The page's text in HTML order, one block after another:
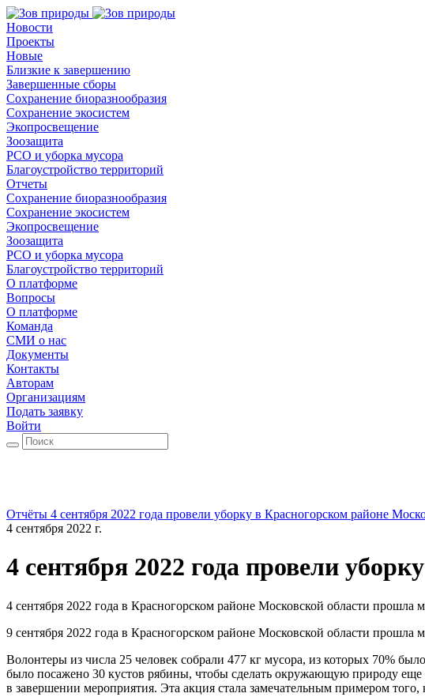
Новости
Проекты
Новые
Близкие к завершению
Завершенные сборы
Сохранение биоразнообразия
Сохранение экосистем
Экопросвещение
Зоозащита
РСО и уборка мусора
Благоустройство территорий
Отчеты
Сохранение биоразнообразия
Сохранение экосистем
Экопросвещение
Зоозащита
РСО и уборка мусора
Благоустройство территорий
О платформе
Вопросы
О платформе
Команда
СМИ о нас
Документы
Контакты
Авторам
Организациям
Подать заявку
Войти
Отчёты 4 сентября 2022 года провели уборку в Красногорском районе
4 сентября 2022 г.
4 сентября 2022 года провели
4 сентября 2022 года в Красногорском районе Московской области прошла
9 сентября 2022 года в Красногорском районе Московской области прошла
Волонтеры из числа 25 человек собрали 477 кг мусора, из которых 70%
было посажено 30 кустов рябины, чтобы сделать окружающую природу еще
в завершении мероприятия. Эта акция стала замечательным примером того,